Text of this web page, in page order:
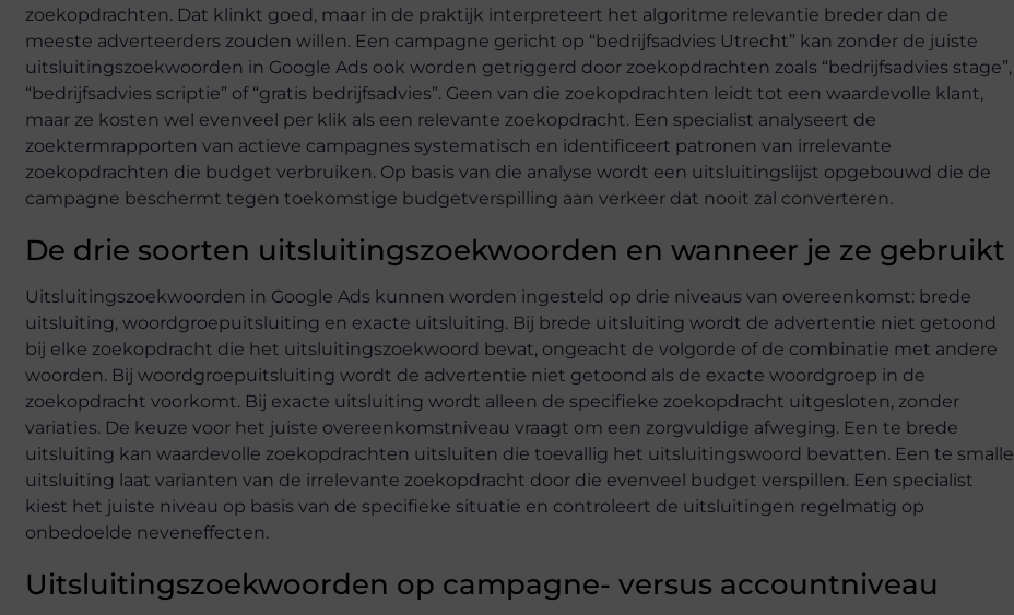
zoekopdrachten. Dat klinkt goed, maar in de praktijk interpreteert het algoritme relevantie breder dan de
meeste adverteerders zouden willen. Een campagne gericht op “bedrijfsadvies Utrecht” kan zonder de juiste
uitsluitingszoekwoorden in Google Ads ook worden getriggerd door zoekopdrachten zoals “bedrijfsadvies stage”,
“bedrijfsadvies scriptie” of “gratis bedrijfsadvies”. Geen van die zoekopdrachten leidt tot een waardevolle klant,
maar ze kosten wel evenveel per klik als een relevante zoekopdracht. Een specialist analyseert de
zoektermrapporten van actieve campagnes systematisch en identificeert patronen van irrelevante
zoekopdrachten die budget verbruiken. Op basis van die analyse wordt een uitsluitingslijst opgebouwd die de
campagne beschermt tegen toekomstige budgetverspilling aan verkeer dat nooit zal converteren.
De drie soorten uitsluitingszoekwoorden en wanneer je ze gebruikt
Uitsluitingszoekwoorden in Google Ads kunnen worden ingesteld op drie niveaus van overeenkomst: brede
uitsluiting, woordgroepuitsluiting en exacte uitsluiting. Bij brede uitsluiting wordt de advertentie niet getoond
bij elke zoekopdracht die het uitsluitingszoekwoord bevat, ongeacht de volgorde of de combinatie met andere
woorden. Bij woordgroepuitsluiting wordt de advertentie niet getoond als de exacte woordgroep in de
zoekopdracht voorkomt. Bij exacte uitsluiting wordt alleen de specifieke zoekopdracht uitgesloten, zonder
variaties. De keuze voor het juiste overeenkomstniveau vraagt om een zorgvuldige afweging. Een te brede
uitsluiting kan waardevolle zoekopdrachten uitsluiten die toevallig het uitsluitingswoord bevatten. Een te smalle
uitsluiting laat varianten van de irrelevante zoekopdracht door die evenveel budget verspillen. Een specialist
kiest het juiste niveau op basis van de specifieke situatie en controleert de uitsluitingen regelmatig op
onbedoelde neveneffecten.
Uitsluitingszoekwoorden op campagne- versus accountniveau